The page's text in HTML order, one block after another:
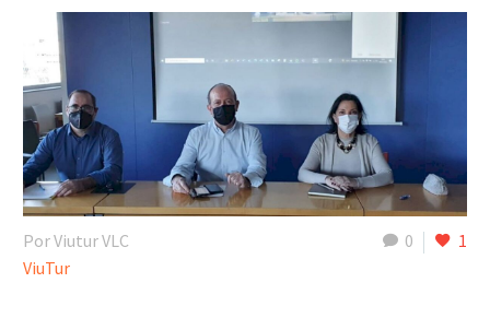
0 1
Por Viutur VLC
ViuTur